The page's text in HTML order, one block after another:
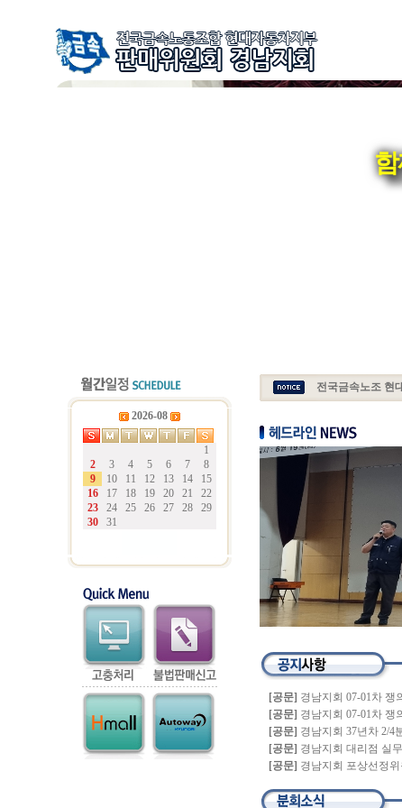
2026-08
1
2
3 4 5 6 7
8
9
10 11 12 13 14
15
16
17 18 19 20 21
22
23
24 25 26 27 28
29
30
31
전국금속노조 현
[공문] 경남지회 07-01차 쟁
[공문] 경남지회 07-01차 쟁
[공문] 경남지회 37년차 2/4
[공문] 경남지회 대리점 실
[공문] 경남지회 포상선정